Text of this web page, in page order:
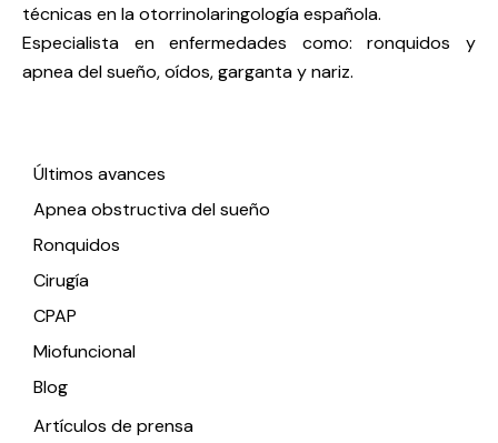
técnicas en la otorrinolaringología española.
Especialista en enfermedades como: ronquidos y
apnea del sueño, oídos, garganta y nariz.
Últimos avances
Apnea obstructiva del sueño
Ronquidos
Cirugía
CPAP
Miofuncional
Blog
Artículos de prensa